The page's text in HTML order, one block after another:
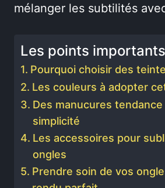
mélanger les subtilités
Les points importants
Pourquoi choisir des
Les couleurs à adopter
Des manucures
simplicité
Les accessoires pour
ongles
Prendre soin de vos